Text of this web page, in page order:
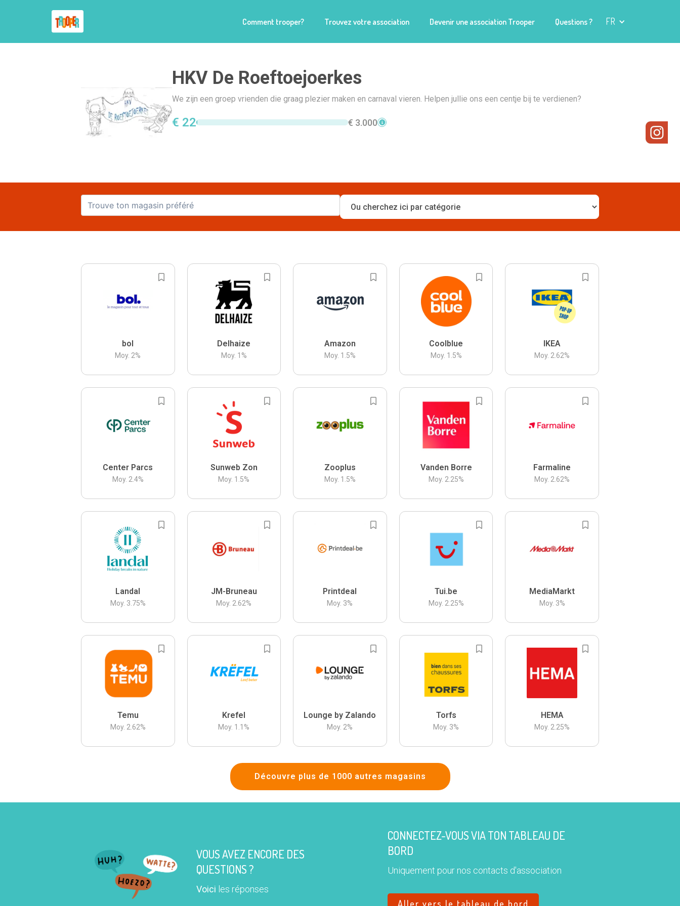
Comment trooper? Trouvez votre association Devenir une association Trooper Questions ? FR
HKV De Roeftoejoerkes
We zijn een groep vrienden die graag plezier maken en carnaval vieren. Helpen jullie ons een centje bij te verdienen?
€ 22 € 3.000
bol
Moy. 2%
Delhaize
Moy. 1 %
Amazon
Moy. 1.5%
Coolblue
Moy. 1.5%
IKEA
Moy. 2.62%
Center Parcs
Moy. 2.4%
Sunweb Zon
Moy. 1.5%
Zooplus
Moy. 1.5%
Vanden Borre
Moy. 2.25%
Farmaline
Moy. 2.62%
Landal
Moy. 3.75%
JM-Bruneau
Moy. 2.62%
Printdeal
Moy. 3%
Tui.be
Moy. 2.25%
MediaMarkt
Moy. 3%
Temu
Moy. 2.62%
Krefel
Moy. 1.1 %
Lounge by Zalando
Moy. 2%
Torfs
Moy. 3%
HEMA
Moy. 2.25%
Découvre plus de 1000 autres magasins
VOUS AVEZ ENCORE DES
QUESTIONS ?
Voici les réponses
CONNECTEZ-VOUS VIA TON TABLEAU DE
BORD
Uniquement pour nos contacts d'association
Aller vers le tableau de bord